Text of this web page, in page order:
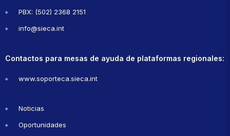
PBX: (502) 2368 2151
info@sieca.int
Contactos para mesas de ayuda de plataformas regionales:
www.soporteca.sieca.int
Noticias
Oportunidades